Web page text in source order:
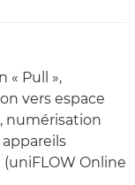
« Pull »,
vers espace
numérisation
Online